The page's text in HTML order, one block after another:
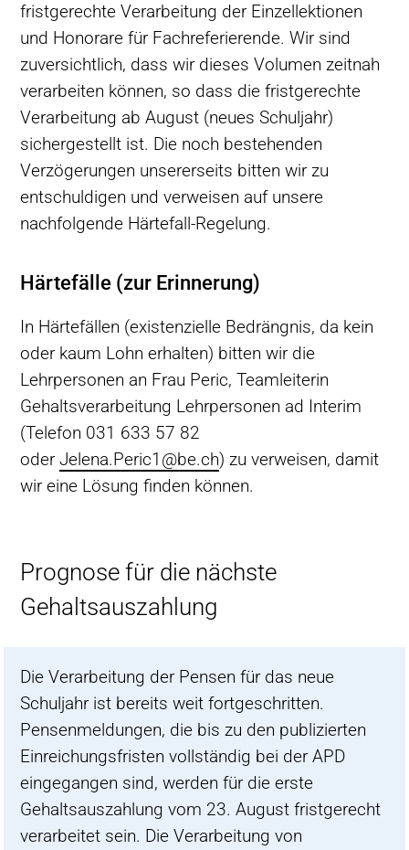
fristgerechte Verarbeitung der Einzellektionen
und Honorare für Fachreferierende. Wir sind
zuversichtlich, dass wir dieses Volumen zeitnah
verarbeiten können, so dass die fristgerechte
Verarbeitung ab August (neues Schuljahr)
sichergestellt ist. Die noch bestehenden
Verzögerungen unsererseits bitten wir zu
entschuldigen und verweisen auf unsere
nachfolgende Härtefall-Regelung.
Härtefälle (zur Erinnerung)
In Härtefällen (existenzielle Bedrängnis, da kein
oder kaum Lohn erhalten) bitten wir die
Lehrpersonen an Frau Peric, Teamleiterin
Gehaltsverarbeitung Lehrpersonen ad Interim
(Telefon 031 633 57 82
oderJelena.Peric1@be.ch) zu verweisen, damit
wir eine Lösung finden können.
Prognose für die nächste
Gehaltsauszahlung
Die Verarbeitung der Pensen für das neue
Schuljahr ist bereits weit fortgeschritten.
Pensenmeldungen, die bis zu den publizierten
Einreichungsfristen vollständig bei der APD
eingegangen sind, werden für die erste
Gehaltsauszahlung vom 23. August fristgerecht
verarbeitet sein. Die Verarbeitung von